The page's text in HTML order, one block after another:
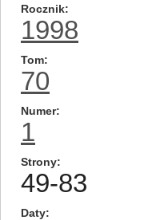
Rocznik
1998
Tom
70
Numer
1
Strony
49-83
Daty